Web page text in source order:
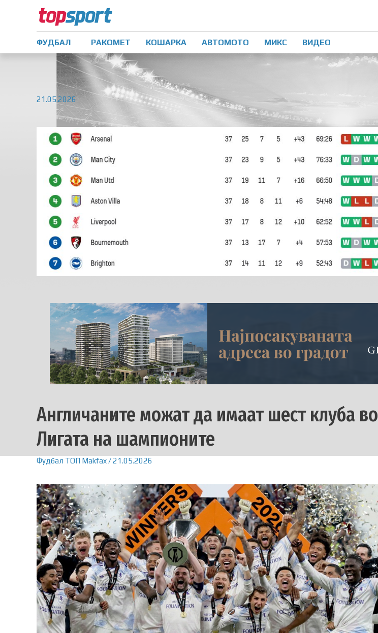
ФУДБАЛ РАКОМЕТ КОШАРКА АВТОМОТО МИКС ВИДЕО
21.05.2026
Англичаните можат да имаат шест клуба во
Лигата на шампионите
Фудбал ТОП Makfax/21.05.2026